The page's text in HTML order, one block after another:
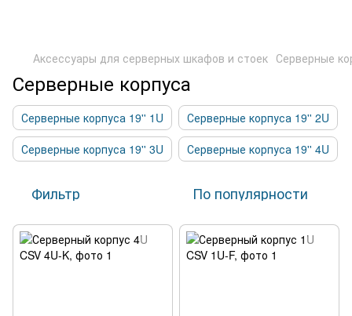
Аксессуары для серверных шкафов и стоек Серверные
Серверные корпуса
Серверные корпуса 19'' 1U
Серверные корпуса 19'' 2U
Серверные корпуса 19'' 3U
Серверные корпуса 19'' 4U
Фильтр По популярности